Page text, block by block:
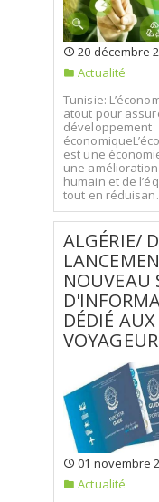
20 décembre
Actualité
Tunisie:
atout pour
développement
est une
une
humain et de
tout en
ALGÉRIE/
NOUVEAU
DÉDIÉ AUX
01 novembre
Actualité